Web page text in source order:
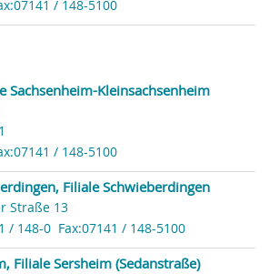
/ 148-5100
Sachsenheim-Kleinsachsenheim
/ 148-5100
Filiale Schwieberdingen
Straße 13
/ 148-0 Fax:07141 / 148-5100
Filiale Sersheim (Sedanstraße)